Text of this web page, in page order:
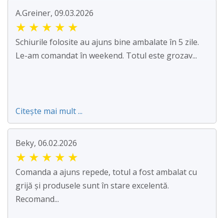
A.Greiner, 09.03.2026
★ ★ ★ ★ ★
Schiurile folosite au ajuns bine ambalate în 5 zile.
Le-am comandat în weekend. Totul este grozav...
Citește mai mult ...
Beky, 06.02.2026
★ ★ ★ ★ ★
Comanda a ajuns repede, totul a fost ambalat cu
grijă și produsele sunt în stare excelentă.
Recomand...